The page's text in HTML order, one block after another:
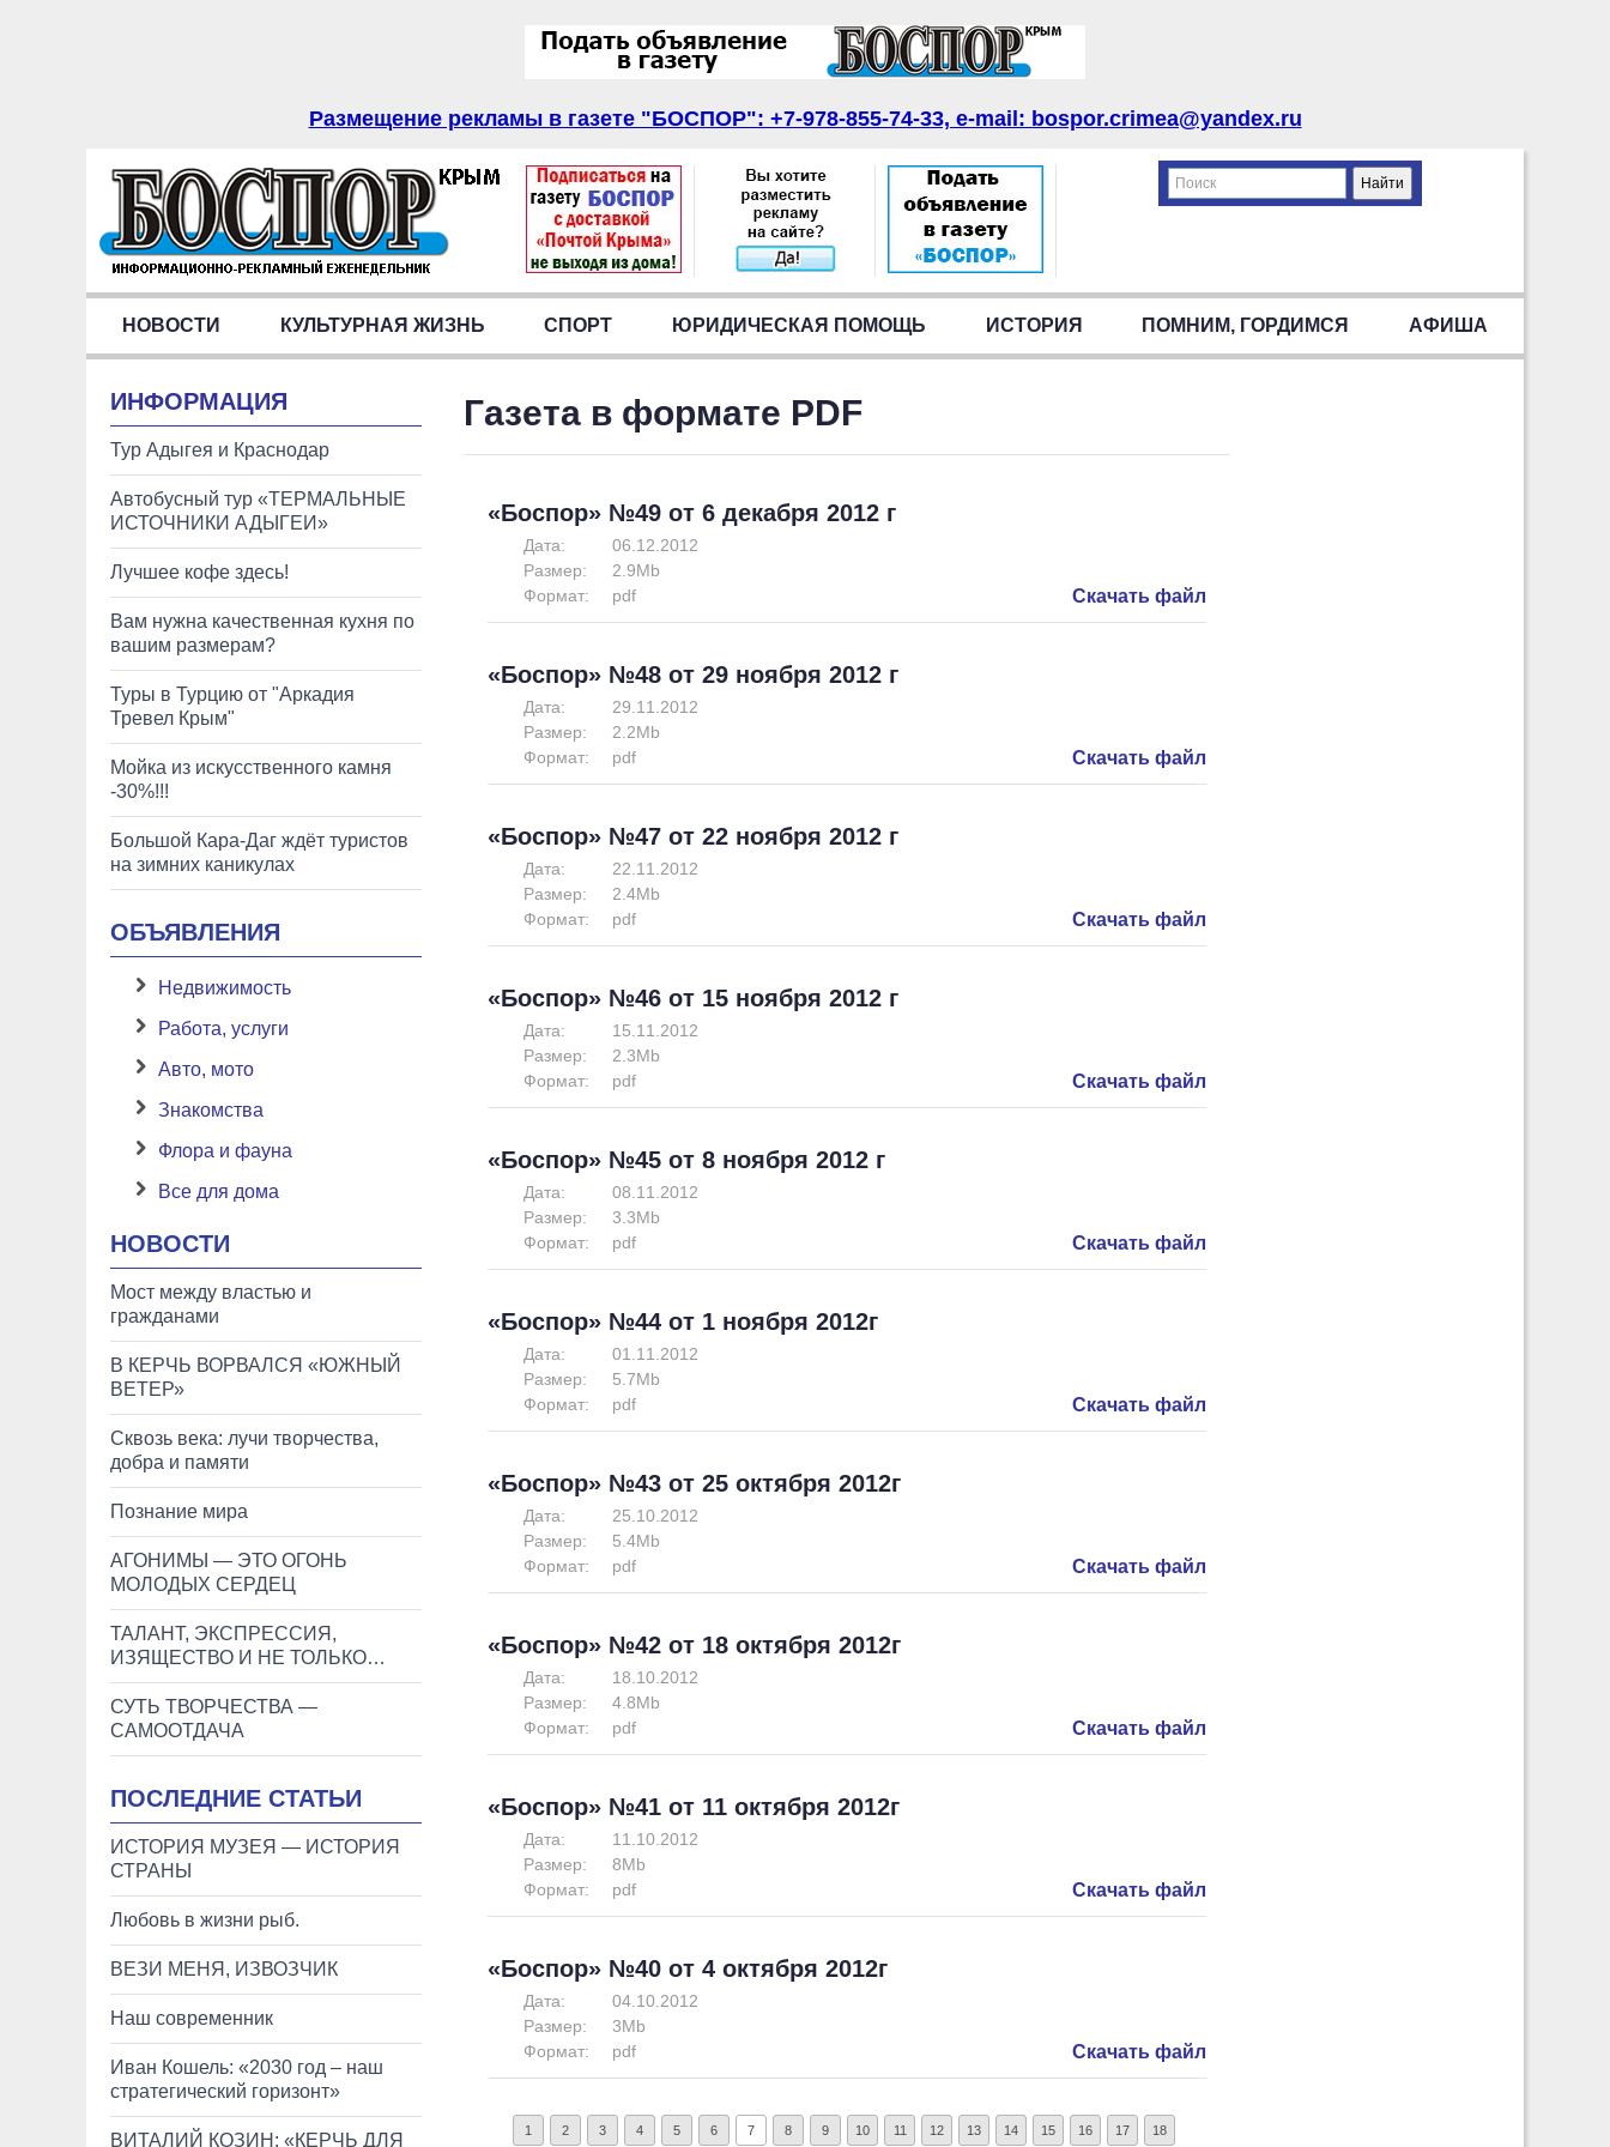
Размещение рекламы в газете "БОСПОР": +7-978-855-74-33, e-mail: bospor.crimea@yandex.ru
НОВОСТИ КУЛЬТУРНАЯ ЖИЗНЬ СПОРТ ЮРИДИЧЕСКАЯ ПОМОЩЬ ИСТОРИЯ ПОМНИМ, ГОРДИМСЯ АФИША
ИНФОРМАЦИЯ
Тур Адыгея и Краснодар
Автобусный тур «ТЕРМАЛЬНЫЕ
ИСТОЧНИКИ АДЫГЕИ»
Лучшее кофе здесь!
Вам нужна качественная кухня по
вашим размерам?
Туры в Турцию от "Аркадия
Тревел Крым"
Мойка из искусственного камня
-30%!!!
Большой Кара-Даг ждёт туристов
на зимних каникулах
ОБЪЯВЛЕНИЯ
Недвижимость
Работа, услуги
Авто, мото
Знакомства
Флора и фауна
Все для дома
НОВОСТИ
Мост между властью и
гражданами
В КЕРЧЬ ВОРВАЛСЯ «ЮЖНЫЙ
ВЕТЕР»
Сквозь века: лучи творчества,
добра и памяти
Познание мира
АГОНИМЫ — ЭТО ОГОНЬ
МОЛОДЫХ СЕРДЕЦ
ТАЛАНТ, ЭКСПРЕССИЯ,
ИЗЯЩЕСТВО И НЕ ТОЛЬКО…
СУТЬ ТВОРЧЕСТВА —
САМООТДАЧА
ПОСЛЕДНИЕ СТАТЬИ
ИСТОРИЯ МУЗЕЯ — ИСТОРИЯ
СТРАНЫ
Любовь в жизни рыб.
ВЕЗИ МЕНЯ, ИЗВОЗЧИК
Наш современник
Иван Кошель: «2030 год – наш
стратегический горизонт»
ВИТАЛИЙ КОЗИН: «КЕРЧЬ ДЛЯ
Газета в формате PDF
«Боспор» №49 от 6 декабря 2012 г
Дата:
06.12.2012
Размер:
2.9Mb
Формат:
pdf Скачать файл
«Боспор» №48 от 29 ноября 2012 г
Дата:
29.11.2012
Размер:
2.2Mb
Формат:
pdf Скачать файл
«Боспор» №47 от 22 ноября 2012 г
Дата:
22.11.2012
Размер:
2.4Mb
Формат:
pdf Скачать файл
«Боспор» №46 от 15 ноября 2012 г
Дата:
15.11.2012
Размер:
2.3Mb
Формат:
pdf Скачать файл
«Боспор» №45 от 8 ноября 2012 г
Дата:
08.11.2012
Размер:
3.3Mb
Формат:
pdf Скачать файл
«Боспор» №44 от 1 ноября 2012г
Дата:
01.11.2012
Размер:
5.7Mb
Формат:
pdf Скачать файл
«Боспор» №43 от 25 октября 2012г
Дата:
25.10.2012
Размер:
5.4Mb
Формат:
pdf Скачать файл
«Боспор» №42 от 18 октября 2012г
Дата:
18.10.2012
Размер:
4.8Mb
Формат:
pdf Скачать файл
«Боспор» №41 от 11 октября 2012г
Дата:
11.10.2012
Размер:
8Mb
Формат:
pdf Скачать файл
«Боспор» №40 от 4 октября 2012г
Дата:
04.10.2012
Размер:
3Mb
Формат:
pdf Скачать файл
1 2 3 4 5 6 7 8 9 10 11 12 13 14 15 16 17 18